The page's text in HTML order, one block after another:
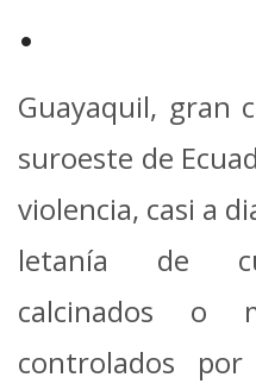
•
Guayaquil, gran
suroeste de
violencia, casi a
letanía de
calcinados o
controlados por